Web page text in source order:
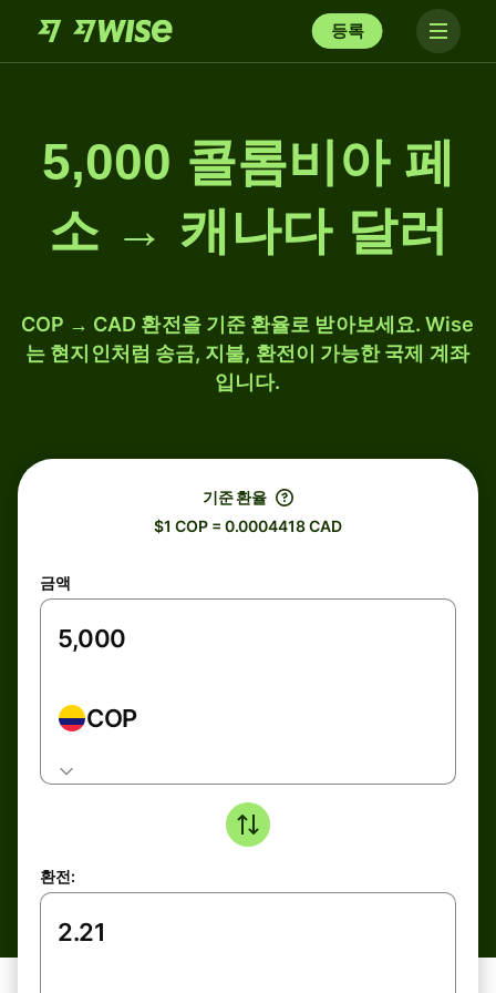
등록
5,000 콜롬비아 페
소 → 캐나다 달러
COP → CAD 환전을 기준 환율로 받아보세요. Wise
는 현지인처럼 송금, 지불, 환전이 가능한 국제 계좌
입니다.
기준 환율
$1 COP = 0.0004418 CAD
금액
COP
환전: